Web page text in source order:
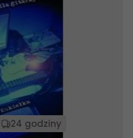
24 godziny